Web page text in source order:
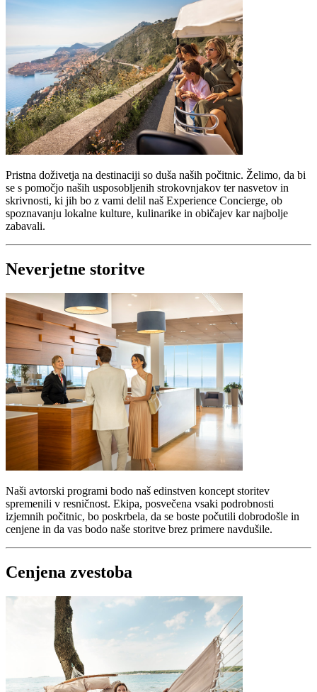
Pristna doživetja na destinaciji so duša naših počitnic. Želimo, da bi
se s pomočjo naših usposobljenih strokovnjakov ter nasvetov in
skrivnosti, ki jih bo z vami delil naš Experience Concierge, ob
spoznavanju lokalne kulture, kulinarike in običajev kar najbolje
zabavali.
Neverjetne storitve
Naši avtorski programi bodo naš edinstven koncept storitev
spremenili v resničnost. Ekipa, posvečena vsaki podrobnosti
izjemnih počitnic, bo poskrbela, da se boste počutili dobrodošle in
cenjene in da vas bodo naše storitve brez primere navdušile.
Cenjena zvestoba